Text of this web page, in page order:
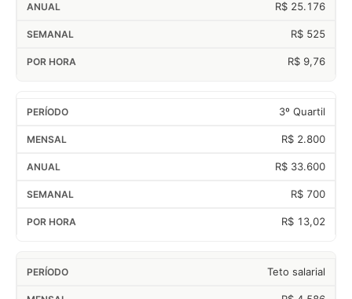
R$ 25.176
R$ 525
R$ 9,76
3º Quartil
R$ 2.800
R$ 33.600
R$ 700
R$ 13,02
Teto salarial